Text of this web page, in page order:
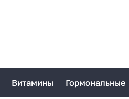
Витамины Гормональные